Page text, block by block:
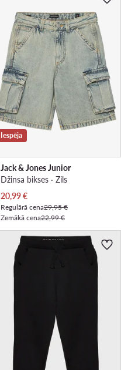
Iespēja
Jack & Jones Junior
Džinsa bikses · Zils
Pašreizējā cena
20,99€
Regulārā cena29,95 €
Zemākā cena22,99 €